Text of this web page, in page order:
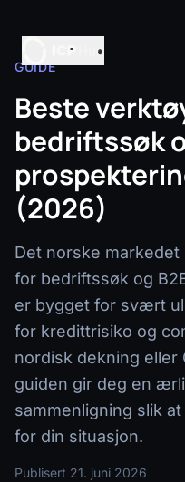
GUIDE
Beste
bedriftssøk
(2026)
Det norske
for bedriftssøk og
er bygget for svært
for kredittrisiko og
nordisk dekning eller
guiden gir deg en
sammenligning slik
for din situasjon.
Publisert 21. juni 2026